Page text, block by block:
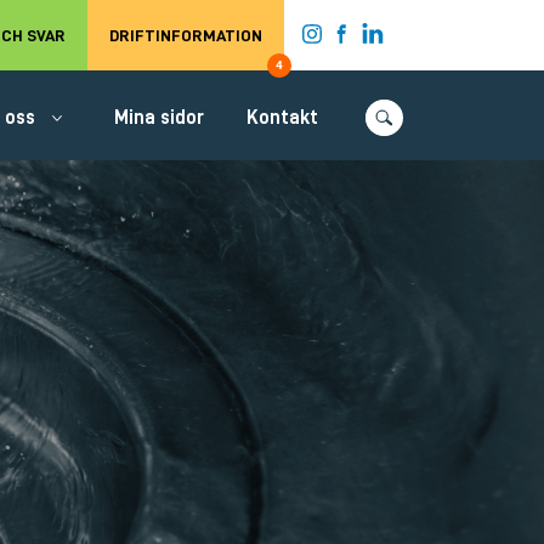
SVAR DRIFTINFORMATION
4
oss Mina sidor Kontakt